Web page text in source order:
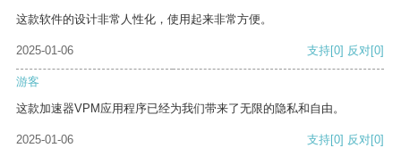
这款软件的设计非常人性化，使用起来非常方便。
2025-01-06 支持[0] 反对[0]
游客
这款加速器VPM应用程序已经为我们带来了无限的隐私和自由。
2025-01-06 支持[0] 反对[0]